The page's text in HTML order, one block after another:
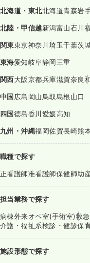
北海道・東北北海道青森岩
北陸・甲信越新潟富山石川
関東東京神奈川埼玉千葉茨
東海愛知岐阜静岡三重
関西大阪京都兵庫滋賀奈良
中国広島岡山鳥取島根山口
四国徳島香川愛媛高知
九州・沖縄福岡佐賀長崎熊
職種で探す
正看護師准看護師保健師助
担当業務で探す
病棟外来オペ室(手術室)救
介護・福祉系検診・健診保
施設形態で探す